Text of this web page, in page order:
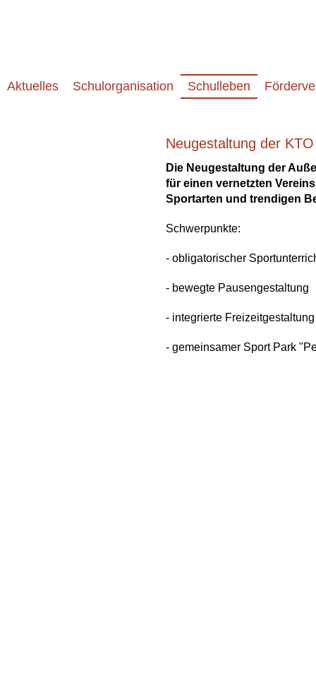
Aktuelles Schulorganisation Schulleben
Neugestaltung der
Die Neugestaltung der
für einen vernetzten
Sportarten und trendigen
Schwerpunkte:
- obligatorischer
- bewegte Pausengestaltung
- integrierte Freizeitgestaltung
- gemeinsamer Sport Park